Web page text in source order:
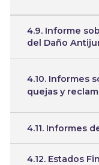
4.9. Informe
del Daño
4.10. Informes
quejas y
4.11. Informes
4.12. Estados